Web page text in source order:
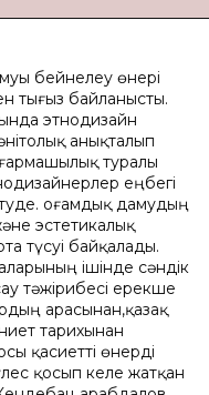
бейнелеу өнері
тығыз байланысты.
этнодизайн
анықталып
туралы
еңбегі
Қоғамдық дамудың
эстетикалық
түсуі байқалады.
ішінде сəндік
тəжірибесі ерекше
арасынан,қазақ
тарихынан
қасиетті өнерді
қосып келе жатқан